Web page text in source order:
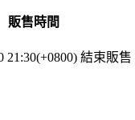
販售時間
21:30(+0800) 結束販售